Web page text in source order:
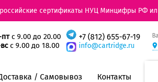
сертификаты НУЦ Минцифры РФ
с 9.00 до 20.00
с 9.00 до 18.00
+7 (812) 655-67-19
info@cartridge.ru
/ Самовывоз Контакты